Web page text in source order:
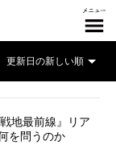
地最前線』リア
を問うのか